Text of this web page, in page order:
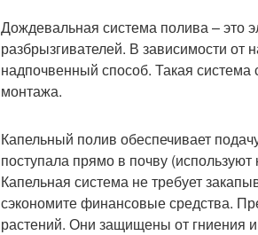
Дождевальная система полива – это
разбрызгивателей. В зависимости
надпочвенный способ. Такая
монтажа.
Капельный полив обеспечивает
поступала прямо в почву
Капельная система не требует
сэкономите финансовые средства.
растений. Они защищены от гниения